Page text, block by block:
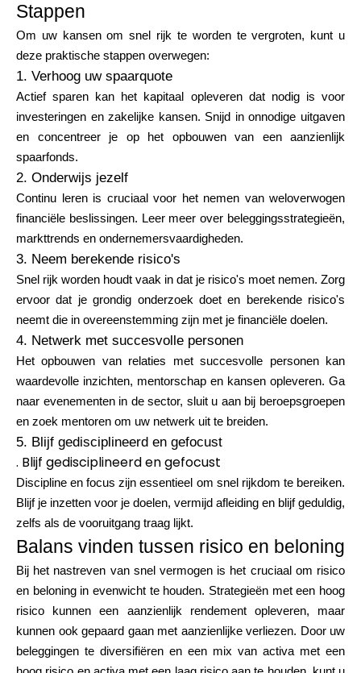
Stappen
Om uw kansen om snel rijk te worden te vergroten, kunt u
deze praktische stappen overwegen:
1. Verhoog uw spaarquote
Actief sparen kan het kapitaal opleveren dat nodig is voor
investeringen en zakelijke kansen. Snijd in onnodige uitgaven
en concentreer je op het opbouwen van een aanzienlijk
spaarfonds.
2. Onderwijs jezelf
Continu leren is cruciaal voor het nemen van weloverwogen
financiële beslissingen. Leer meer over beleggingsstrategieën,
markttrends en ondernemersvaardigheden.
3. Neem berekende risico's
Snel rijk worden houdt vaak in dat je risico's moet nemen. Zorg
ervoor dat je grondig onderzoek doet en berekende risico's
neemt die in overeenstemming zijn met je financiële doelen.
4. Netwerk met succesvolle personen
Het opbouwen van relaties met succesvolle personen kan
waardevolle inzichten, mentorschap en kansen opleveren. Ga
naar evenementen in de sector, sluit u aan bij beroepsgroepen
en zoek mentoren om uw netwerk uit te breiden.
5. Blijf gedisciplineerd en gefocust
. Blijf gedisciplineerd en gefocust
Discipline en focus zijn essentieel om snel rijkdom te bereiken.
Blijf je inzetten voor je doelen, vermijd afleiding en blijf geduldig,
zelfs als de vooruitgang traag lijkt.
Balans vinden tussen risico en beloning
Bij het nastreven van snel vermogen is het cruciaal om risico
en beloning in evenwicht te houden. Strategieën met een hoog
risico kunnen een aanzienlijk rendement opleveren, maar
kunnen ook gepaard gaan met aanzienlijke verliezen. Door uw
beleggingen te diversifiëren en een mix van activa met een